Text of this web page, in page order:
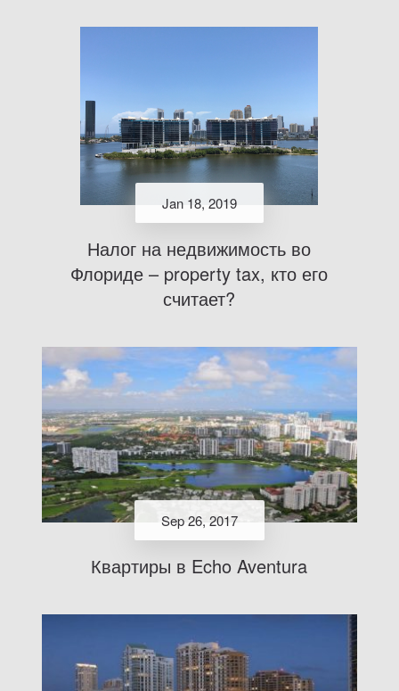
Jan 18, 2019
Налог на недвижимость во
Флориде – property tax, кто его
считает?
Sep 26, 2017
Квартиры в Echo Aventura